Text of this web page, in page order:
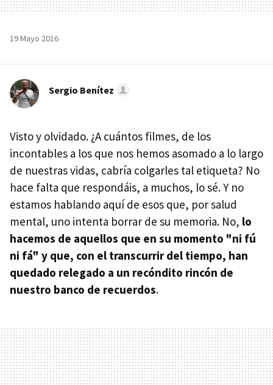
19 Mayo 2016
Sergio Benítez
Visto y olvidado. ¿A cuántos filmes, de los
incontables a los que nos hemos asomado a lo largo
de nuestras vidas, cabría colgarles tal etiqueta? No
hace falta que respondáis, a muchos, lo sé. Y no
estamos hablando aquí de esos que, por salud
mental, uno intenta borrar de su memoria. No, lo
hacemos de aquellos que en su momento "ni fú
ni fá" y que, con el transcurrir del tiempo, han
quedado relegado a un recóndito rincón de
nuestro banco de recuerdos.